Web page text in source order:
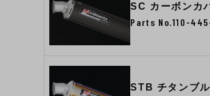
SC カーボンカ
Parts No.110-
STB チタンブ